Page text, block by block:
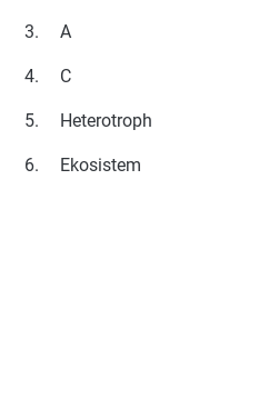
3. A
4. C
5. Heterotroph
6. Ekosistem